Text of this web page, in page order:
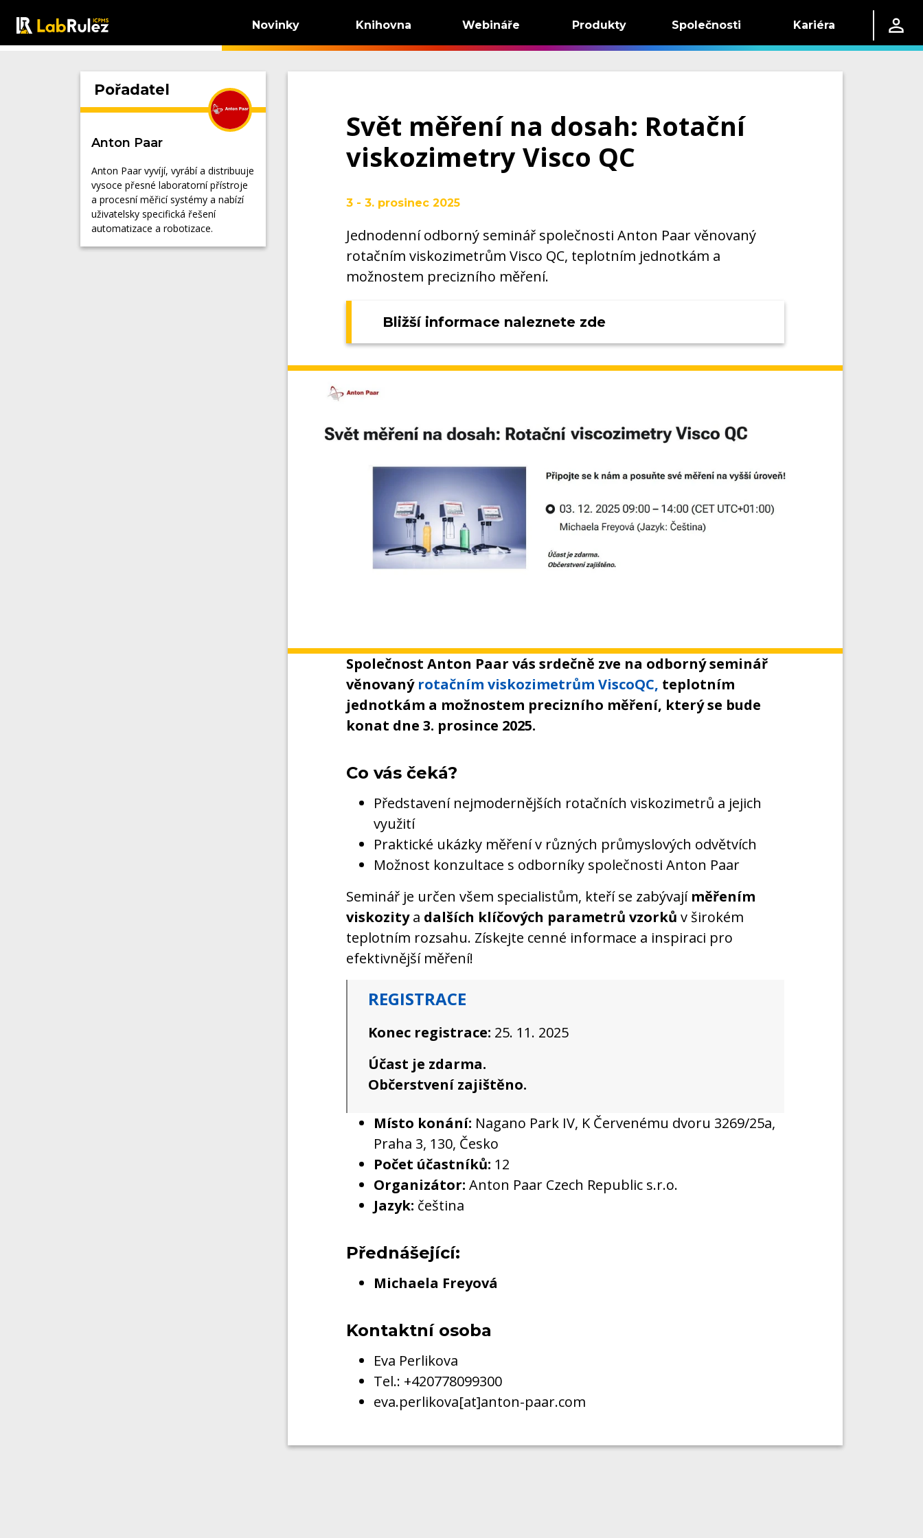
Novinky Knihovna Webináře Produkty Společnosti Kariéra
Pořadatel
Anton Paar
Anton Paar vyvíjí, vyrábí a distribuuje
vysoce přesné laboratorní přístroje
a procesní měřicí systémy a nabízí
uživatelsky specifická řešení
automatizace a robotizace.
Svět měření na dosah: Rotační
viskozimetry Visco QC
3 - 3. prosinec 2025
Jednodenní odborný seminář společnosti Anton Paar věnovaný
rotačním viskozimetrům Visco QC, teplotním jednotkám a
možnostem precizního měření.
Bližší informace naleznete zde
Společnost Anton Paar vás srdečně zve na odborný seminář
věnovaný rotačním viskozimetrům ViscoQC, teplotním
jednotkám a možnostem precizního měření, který se bude
konat dne 3. prosince 2025.
Co vás čeká?
Představení nejmodernějších rotačních viskozimetrů a jejich
využití
Praktické ukázky měření v různých průmyslových odvětvích
Možnost konzultace s odborníky společnosti Anton Paar
Seminář je určen všem specialistům, kteří se zabývají měřením
viskozitya dalších klíčových parametrů vzorků v širokém
teplotním rozsahu. Získejte cenné informace a inspiraci pro
efektivnější měření!
REGISTRACE
Konec registrace: 25. 11. 2025
Účast je zdarma.
Občerstvení zajištěno.
Místo konání: Nagano Park IV, K Červenému dvoru 3269/25a,
Praha 3, 130, Česko
Počet účastníků: 12
Organizátor: Anton Paar Czech Republic s.r.o.
Jazyk: čeština
Přednášející:
Michaela Freyová
Kontaktní osoba
Eva Perlikova
Tel.: +420778099300
eva.perlikova[at]anton-paar.com